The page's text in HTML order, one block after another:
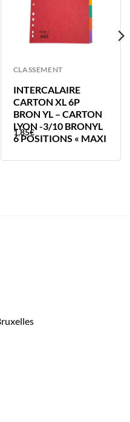
CLASSEMENT
INTERCALAIRE
CARTON XL 6P
BRON YL – CARTON
LYON -3/10 BRONYL
6 POSITIONS « MAXI
1,85€